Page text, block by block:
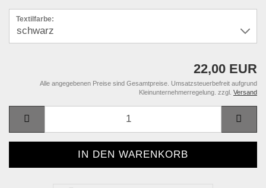
Textilfarbe:
22,00 EUR
Alle angegebenen Preise sind Gesamtpreise. Umsatzsteuerbefreit aufgrund
Kleinunternehmerregelung. zzgl. Versand